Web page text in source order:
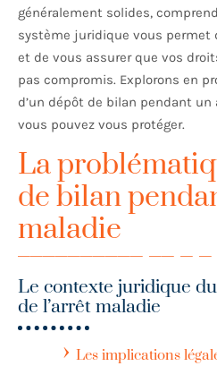
généralement solides,
système juridique vous permet
et de vous assurer que vos
pas compromis. Explorons en
d’un dépôt de bilan pendant
vous pouvez vous protéger.
La
de bilan
maladie
Le contexte juridique
de l’arrêt maladie
Les implications